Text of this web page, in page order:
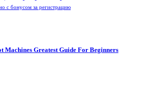
с бонусом за регистрацию
Machines Greatest Guide For Beginners